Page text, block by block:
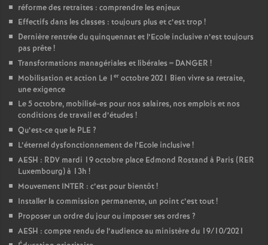
r
s
réforme des retraites : comprendre les enjeux
Effectifs dans les classes : toujours plus et c’est trop!
Dernière rentrée du quinquennat et l’Ecole inclusive n’est toujours
pas prête!
Transformations managériales et libérales = DANGER !
Mobilisation et action Le 1 er octobre 2021 Bien vivre sa retraite,
une exigence
Le 5 octobre, mobilisé-es pour nos salaires, nos emplois et nos
conditions de travail et d’études !
Qu’est-ce que le PLE ?
L’éternel dysfonctionnement de l’Ecole inclusive!
AESH : RDV mardi 19 octobre place Edmond Rostand à Paris (RER
Luxembourg) à 13h !
Mouvement INTER : c’est pour bientôt!
Installer la commission permanente, un point c’est tout!
Proposer un ordre du jour ou imposer ses ordres ?
AESH : compte rendu de l’audience au ministère du 19/10/2021